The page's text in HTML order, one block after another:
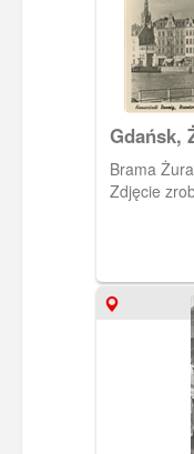
Gdańsk,
Brama
Zdjęcie